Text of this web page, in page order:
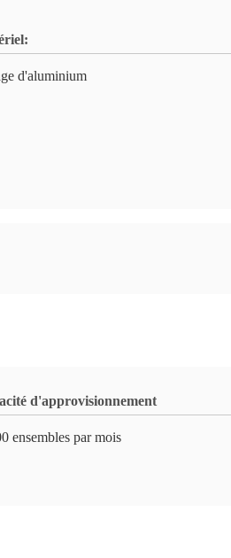
d'aluminium
d'approvisionnement
ensembles par mois